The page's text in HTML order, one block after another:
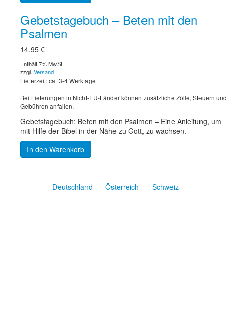
Gebetstagebuch – Beten mit den
Psalmen
14,95 €
Enthält 7% MwSt.
zzgl. Versand
Lieferzeit: ca. 3-4 Werktage
Bei Lieferungen in Nicht-EU-Länder können zusätzliche Zölle, Steuern und
Gebühren anfallen.
Gebetstagebuch: Beten mit den Psalmen – Eine Anleitung, um
mit Hilfe der Bibel in der Nähe zu Gott, zu wachsen.
In den Warenkorb
Deutschland Österreich Schweiz